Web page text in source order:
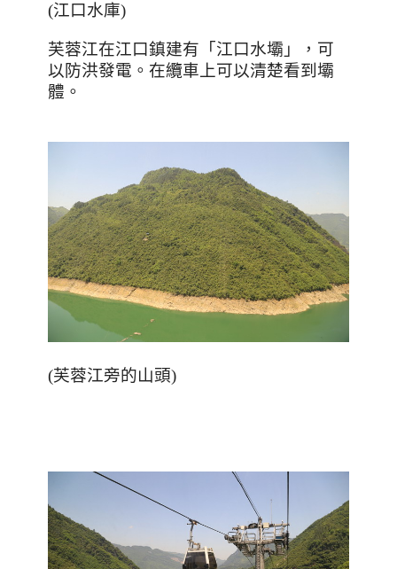
(江口水庫)
芙蓉江在江口鎮建有「江口水壩」，可
以防洪發電。在纜車上可以清楚看到壩
體。
(芙蓉江旁的山頭)